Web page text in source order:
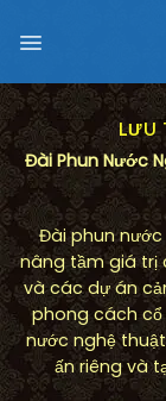
đến
dung
LƯU
Đài Phun Nước
Đài phun
nâng tầm giá trị
và các dự án
phong cách cổ
nước nghệ
ấn riêng và